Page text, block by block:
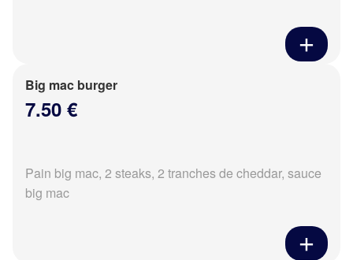
Big mac burger
7.50 €
Pain big mac, 2 steaks, 2 tranches de cheddar, sauce
big mac